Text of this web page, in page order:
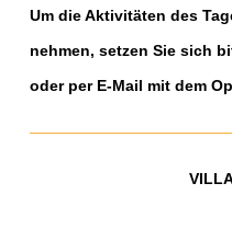
Um die Aktivitäten des
nehmen, setzen Sie sich
oder per E-Mail mit dem